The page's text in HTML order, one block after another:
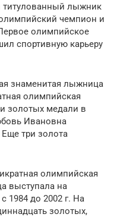
титулованный лыжник
чемпион и
олимпийское
спортивную карьеру
знаменитая лыжница
олимпийская
золотых медали в
Ивановна
три золота
олимпийская
выступала на
1984 до 2002 г. На
золотых,